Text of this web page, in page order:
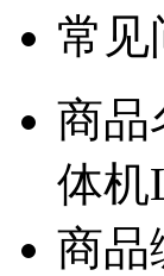
常见
商品
体机
商品